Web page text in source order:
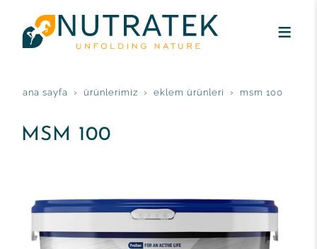
ana sayfa ürünlerimiz eklem ürünleri msm 100
MSM 100